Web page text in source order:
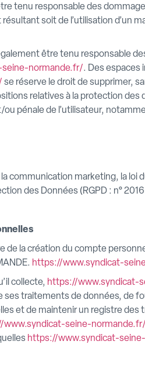
tenu responsable des
résultant soit de l’utilisation d’un
être tenu responsable
normande.fr/. Des espaces
se réserve le droit de supprimer,
relatives à la protection des
pénale de l’utilisateur,
marketing, la loi
des Données (RGPD : n°
de la création du compte
https://www.syndicat-
collecte, https://www.syndicat-
ses traitements de données, de
et de maintenir un registre des
www.syndicat-seine-normande.fr/
https://www.syndicat-